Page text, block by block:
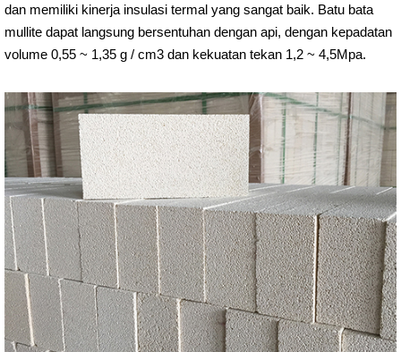
dan memiliki kinerja insulasi termal yang sangat baik. Batu bata
mullite dapat langsung bersentuhan dengan api, dengan kepadatan
volume 0,55 ~ 1,35 g / cm3 dan kekuatan tekan 1,2 ~ 4,5Mpa.